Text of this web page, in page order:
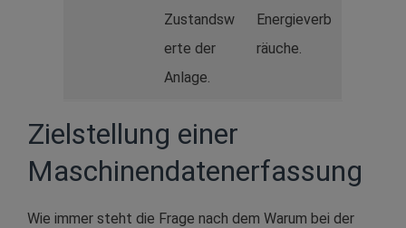
Zustandsw
erte der
Anlage.
Energieverb
räuche.
Zielstellung einer
Maschinendatenerfassung
Wie immer steht die Frage nach dem Warum bei der